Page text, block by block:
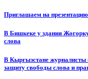
Приглашаем на
В Бишкеке у здания
слова
В Кыргызстане журналисты
защиту свободы слова и